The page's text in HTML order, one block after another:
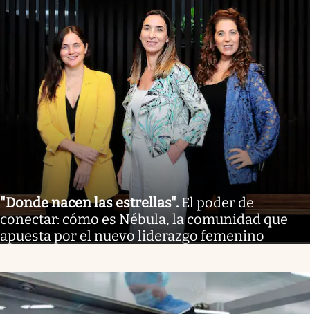
"Donde nacen las estrellas". El poder de
conectar: cómo es Nébula, la comunidad que
apuesta por el nuevo liderazgo femenino